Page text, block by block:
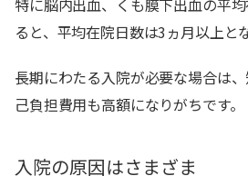
特に脳内出血、くも膜下出血の平
ると、平均在院日数は3ヵ月以上と
長期にわたる入院が必要な場合は
己負担費用も高額になりがちです。
入院の原因はさまざま